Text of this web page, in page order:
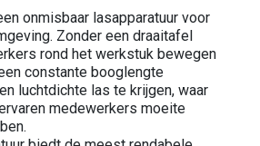
onmisbaar lasapparatuur voor
Zonder een draaitafel
rond het werkstuk bewegen
constante booglengte
luchtdichte las te krijgen, waar
medewerkers moeite